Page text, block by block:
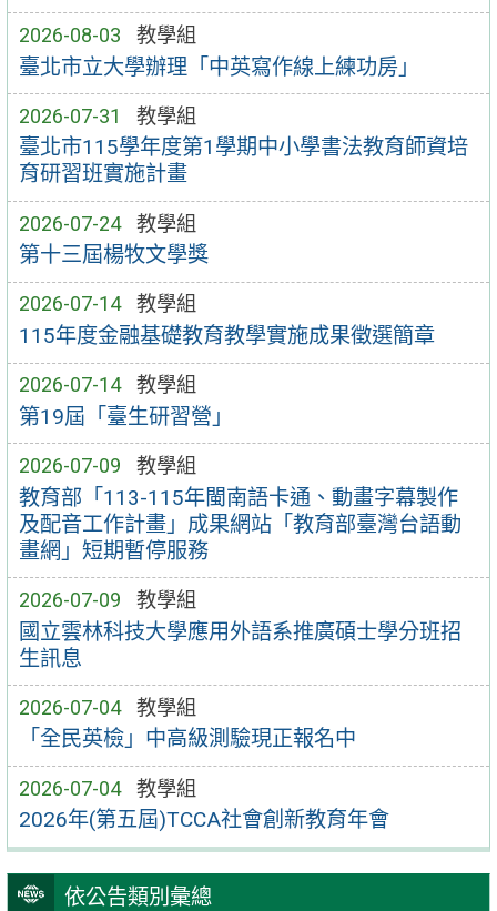
2026-08-03 教學組
臺北市立大學辦理「中英寫作線上練功房」
2026-07-31 教學組
臺北市115學年度第1學期中小學書法教育師資培
育研習班實施計畫
2026-07-24 教學組
第十三屆楊牧文學獎
2026-07-14 教學組
115年度金融基礎教育教學實施成果徵選簡章
2026-07-14 教學組
第19屆「臺生研習營」
2026-07-09 教學組
教育部「113-115年閩南語卡通、動畫字幕製作
及配音工作計畫」成果網站「教育部臺灣台語動
畫網」短期暫停服務
2026-07-09 教學組
國立雲林科技大學應用外語系推廣碩士學分班招
生訊息
2026-07-04 教學組
「全民英檢」中高級測驗現正報名中
2026-07-04 教學組
2026年(第五屆)TCCA社會創新教育年會
依公告類別彙總